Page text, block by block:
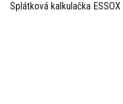
Splátková kalkulačka ESSOX